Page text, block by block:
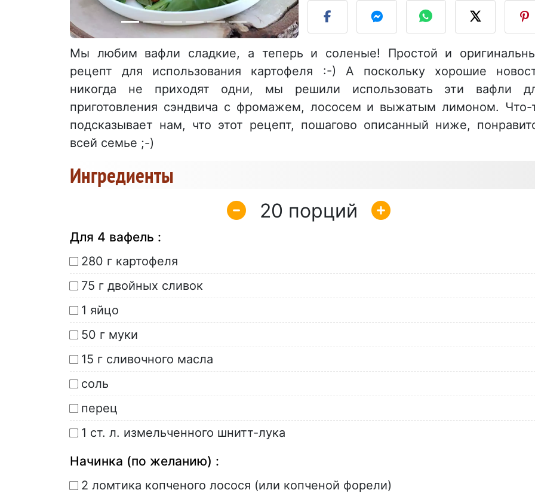
Мы любим вафли сладкие, а теперь и соленые! Простой и
рецепт для использования картофеля :-) А поскольку хорошие
никогда не приходят одни, мы решили использовать эти вафли
приготовления сэндвича с фромажем, лососем и выжатым лимоном. Что-
подсказывает нам, что этот рецепт, пошагово описанный ниже,
всей семье ;-)
Ингредиенты
20
Для 4 вафель :
280 г картофеля
75 г двойных сливок
1 яйцо
50 г муки
15 г сливочного масла
соль
перец
1 ст. л. измельченного шнитт-лука
Начинка (по желанию) :
2 ломтика копченого лосося (или копченой форели)